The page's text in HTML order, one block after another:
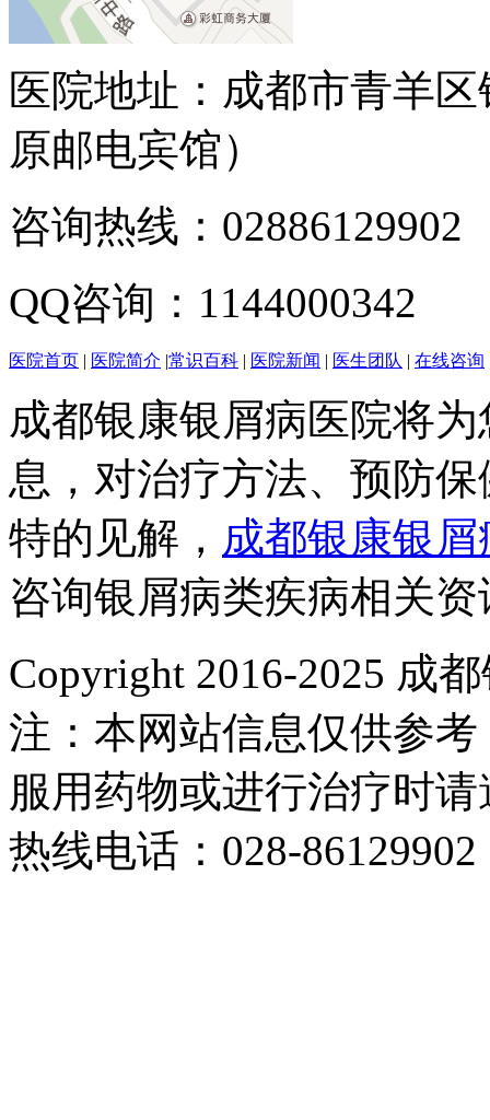
医院地址：成都市青羊
原邮电宾馆）
咨询热线：02886129902
QQ咨询：1144000342
医院首页 | 医院简介 |常识百科 | 医院新闻 | 医生团队 | 在线咨询
成都银康银屑病医院将
息，对治疗方法、预防
特的见解， 成都银康银
咨询银屑病类疾病相关资
Copyright 2016-2025 成
注：本网站信息仅供参
服用药物或进行治疗时
热线电话：028-86129902